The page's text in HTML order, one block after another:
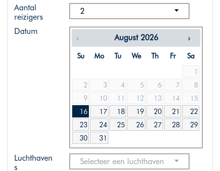
Aantal
reizigers
2
Datum
August 2026
Su Mo Tu We Th Fr
Sa
1
2
3 4 5 6 7
8
9
10 11 12 13 14
15
16
17 18 19 20 21
22
23
24 25 26 27 28
29
30
31
Luchthaven
s
Selecteer een luchthaven